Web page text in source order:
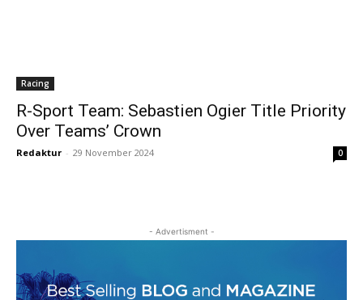
Racing
R-Sport Team: Sebastien Ogier Title Priority
Over Teams’ Crown
Redaktur - 29 November 2024 0
- Advertisment -